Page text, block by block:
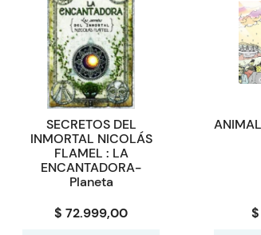
SECRETOS DEL
INMORTAL NICOLÁS
FLAMEL : LA
ENCANTADORA-
Planeta
$ 72.999,00